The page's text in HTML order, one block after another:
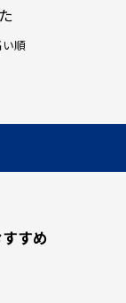
順
すめ